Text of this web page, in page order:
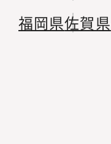
福岡県佐賀県